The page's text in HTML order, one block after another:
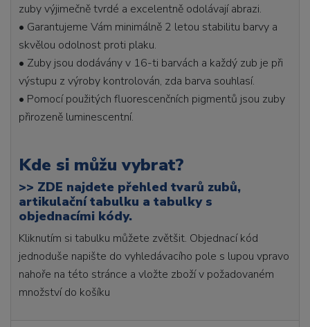
zuby výjimečně tvrdé a excelentně odolávají abrazi.
• Garantujeme Vám minimálně 2 letou stabilitu barvy a
skvělou odolnost proti plaku.
• Zuby jsou dodávány v 16-ti barvách a každý zub je při
výstupu z výroby kontrolován, zda barva souhlasí.
• Pomocí použitých fluorescenčních pigmentů jsou zuby
přirozeně luminescentní.
Kde si můžu vybrat?
>> ZDE najdete přehled tvarů zubů,
artikulační tabulku a tabulky s
objednacími kódy.
Kliknutím si tabulku můžete zvětšit. Objednací kód
jednoduše napište do vyhledávacího pole s lupou vpravo
nahoře na této stránce a vložte zboží v požadovaném
množství do košíku